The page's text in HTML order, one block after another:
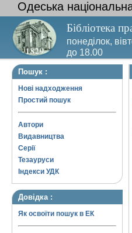
Одеська
Бібліотека
понеділок,
до 18.00
Вихідний день
Пошук :
Нові надходження
Простий пошук
Автори
Видавництва
Серії
Тезауруси
Індекси УДК
Довідка :
Як освоїти пошук в ЕК